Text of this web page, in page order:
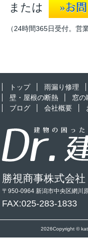
または »お
（24時間365日受付。営
トップ 雨漏り修理
壁・屋根の断熱
窓の
ブログ
会社概要
勝視商事株式会社
〒950-0964 新潟市中央区網川
FAX:025-283-1833
2026Copyright ©